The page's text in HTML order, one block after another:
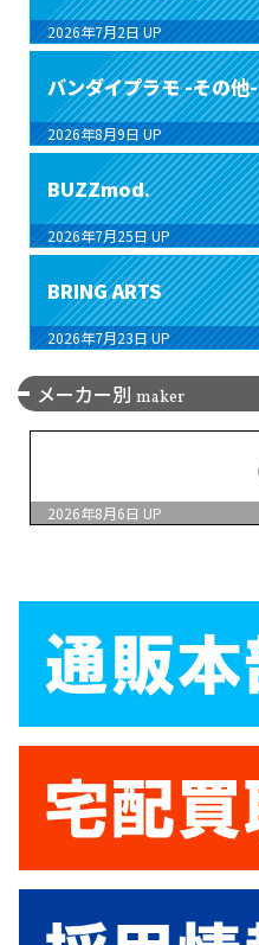
2026年7月2日 UP
バンダイプラモ -その他-
2026年8月9日 UP
BUZZmod.
2026年7月25日 UP
BRING ARTS
2026年7月23日 UP
メーカー別 maker
2026年8月6日 UP